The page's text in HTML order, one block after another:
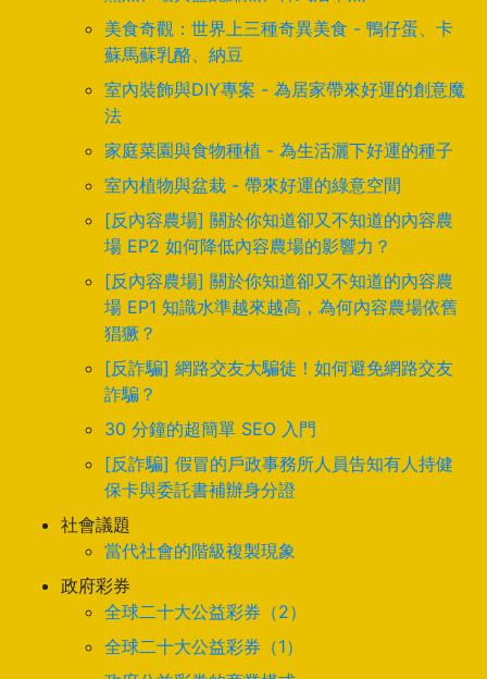
美食奇觀：世界上三種奇異美食 - 鴨仔蛋、卡
蘇馬蘇乳酪、納豆
室內裝飾與DIY專案 - 為居家帶來好運的創意魔
法
家庭菜園與食物種植 - 為生活灑下好運的種子
室內植物與盆栽 - 帶來好運的綠意空間
[反內容農場] 關於你知道卻又不知道的內容農
場 EP2 如何降低內容農場的影響力？
[反內容農場] 關於你知道卻又不知道的內容農
場 EP1 知識水準越來越高，為何內容農場依舊
猖獗？
[反詐騙] 網路交友大騙徒！如何避免網路交友
詐騙？
30 分鐘的超簡單 SEO 入門
[反詐騙] 假冒的戶政事務所人員告知有人持健
保卡與委託書補辦身分證
社會議題
當代社會的階級複製現象
政府彩券
全球二十大公益彩券（2）
全球二十大公益彩券（1）